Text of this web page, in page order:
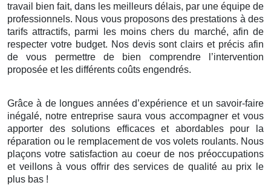
travail bien fait, dans les meilleurs délais, par une équipe de
professionnels. Nous vous proposons des prestations à des
tarifs attractifs, parmi les moins chers du marché, afin de
respecter votre budget. Nos devis sont clairs et précis afin
de vous permettre de bien comprendre l’intervention
proposée et les différents coûts engendrés.
Grâce à de longues années d’expérience et un savoir-faire
inégalé, notre entreprise saura vous accompagner et vous
apporter des solutions efficaces et abordables pour la
réparation ou le remplacement de vos volets roulants. Nous
plaçons votre satisfaction au coeur de nos préoccupations
et veillons à vous offrir des services de qualité au prix le
plus bas !